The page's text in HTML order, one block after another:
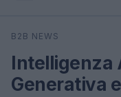
Cerca
B2B NEWS
Intelligenza
Generativa